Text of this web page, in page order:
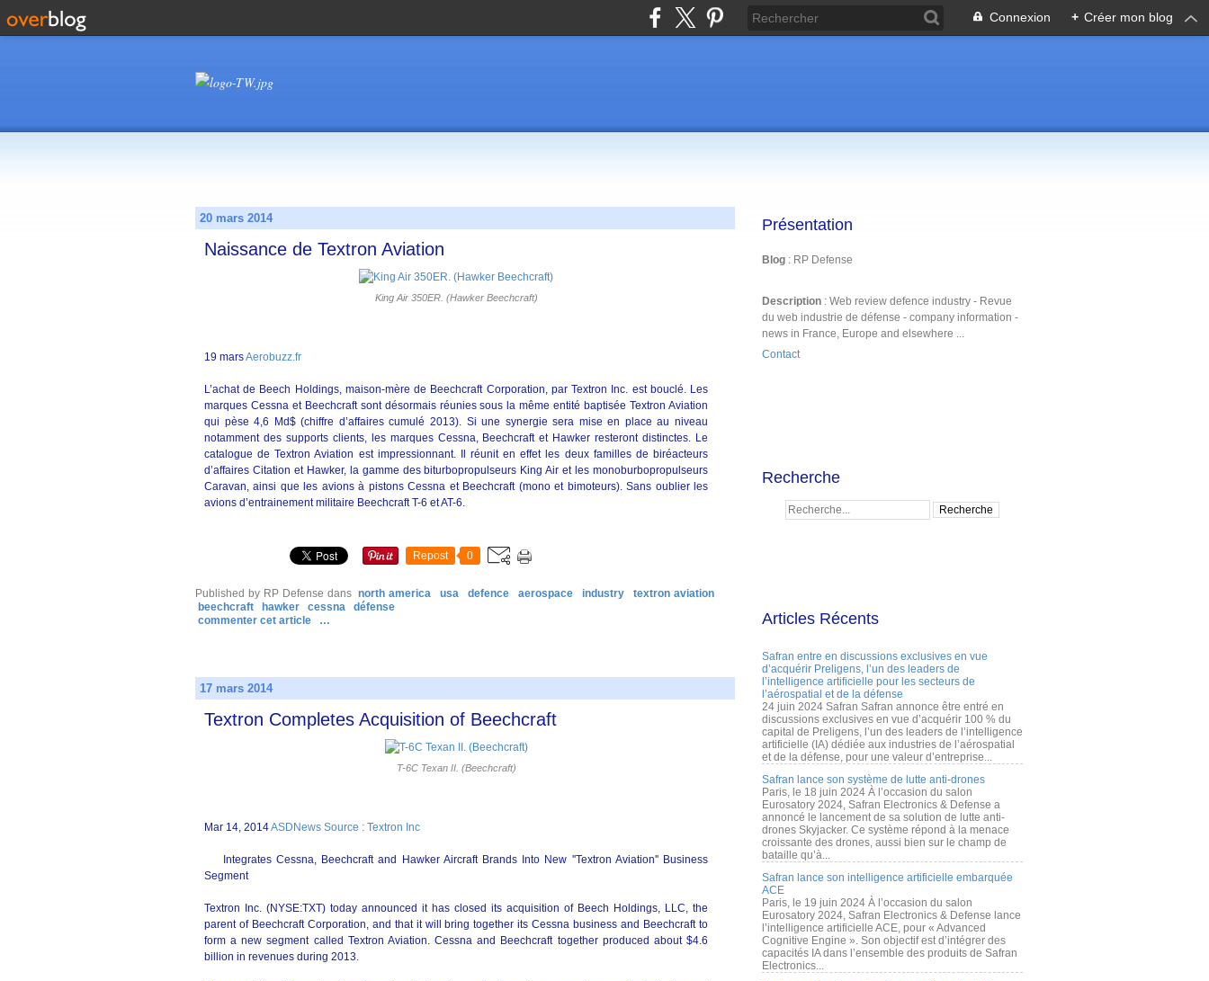
Connexion + Créer mon blog
20 mars 2014
Naissance de Textron Aviation
King Air 350ER. (Hawker Beechcraft)
19 marsAerobuzz.fr
L’achat de Beech Holdings, maison-mère de Beechcraft Corporation, par Textron Inc. est bouclé. Les
marques Cessna et Beechcraft sont désormais réunies sous la même entité baptisée Textron Aviation
qui pèse 4,6 Md$ (chiffre d’affaires cumulé 2013). Si une synergie sera mise en place au niveau
notamment des supports clients, les marques Cessna, Beechcraft et Hawker resteront distinctes. Le
catalogue de Textron Aviation est impressionnant. Il réunit en effet les deux familles de biréacteurs
d’affaires Citation et Hawker, la gamme des biturbopropulseurs King Air et les monoburbopropulseurs
Caravan, ainsi que les avions à pistons Cessna et Beechcraft (mono et bimoteurs). Sans oublier les
avions d’entrainement militaire Beechcraft T-6 et AT-6.
Repost 0
Published by RP Defense dans north america usa defence aerospace industry
textron aviation
beechcraft
hawker cessna
défense
commenter cet article
…
17 mars 2014
Textron Completes Acquisition of Beechcraft
T-6C Texan II. (Beechcraft)
Mar 14, 2014ASDNews Source : Textron Inc
Integrates Cessna, Beechcraft and Hawker Aircraft Brands Into New ''Textron Aviation'' Business
Segment
Textron Inc. (NYSE:TXT) today announced it has closed its acquisition of Beech Holdings, LLC, the
parent of Beechcraft Corporation, and that it will bring together its Cessna business and Beechcraft to
form a new segment called Textron Aviation. Cessna and Beechcraft together produced about $4.6
billion in revenues during 2013.
Présentation
Blog : RP Defense
Description : Web review defence industry - Revue
du web industrie de défense - company information -
news in France, Europe and elsewhere ...
Contact
Recherche
Articles Récents
Safran entre en discussions exclusives en vue
d’acquérir Preligens, l’un des leaders de
l’intelligence artificielle pour les secteurs de
l’aérospatial et de la défense
24 juin 2024 Safran Safran annonce être entré en
discussions exclusives en vue d’acquérir 100 % du
capital de Preligens, l’un des leaders de l’intelligence
artificielle (IA) dédiée aux industries de l’aérospatial
et de la défense, pour une valeur d’entreprise...
Safran lance son système de lutte anti-drones
Paris, le 18 juin 2024 À l’occasion du salon
Eurosatory 2024, Safran Electronics & Defense a
annoncé le lancement de sa solution de lutte anti-
drones Skyjacker. Ce système répond à la menace
croissante des drones, aussi bien sur le champ de
bataille qu’à...
Safran lance son intelligence artificielle embarquée
ACE
Paris, le 19 juin 2024 À l’occasion du salon
Eurosatory 2024, Safran Electronics & Defense lance
l’intelligence artificielle ACE, pour « Advanced
Cognitive Engine ». Son objectif est d’intégrer des
capacités IA dans l’ensemble des produits de Safran
Electronics...